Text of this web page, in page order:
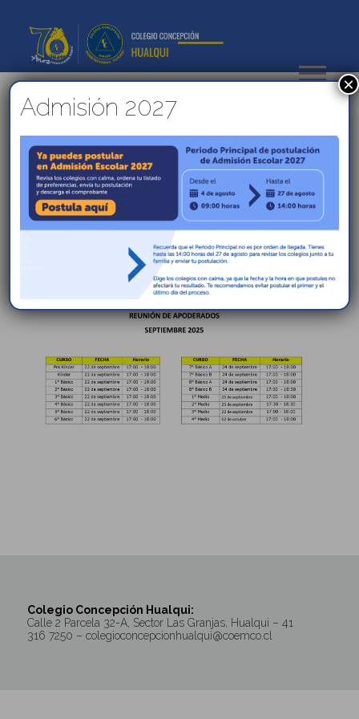
COMUNICADO: REUNION DE
APODERADOS SEPTIEMBRE
Estimada Comunidad Educativa,
Les compartimos las fechas de las reuniones de
apoderados de cada curso.
Colegio Concepción Hualqui:
Calle 2 Parcela 32-A, Sector Las Granjas, Hualqui – 41
316 7250 – colegioconcepcionhualqui@coemco.cl
Admisión 2027
×